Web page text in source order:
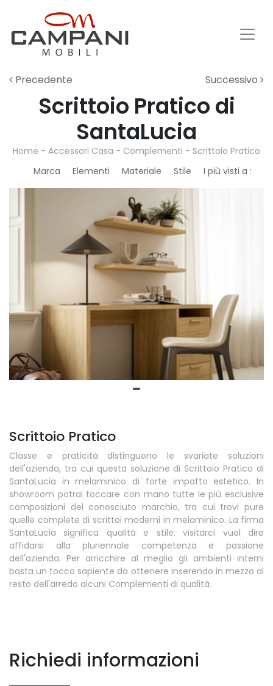
Precedente Successivo
Scrittoio Pratico di
SantaLucia
Home - Accessori Casa - Complementi - Scrittoio Pratico
Marca
Elementi Materiale Stile I più visti a :
Scrittoio Pratico
Classe e praticità distinguono le svariate soluzioni
dell'azienda, tra cui questa soluzione di Scrittoio Pratico di
SantaLucia in melaminico di forte impatto estetico. In
showroom potrai toccare con mano tutte le più esclusive
composizioni del conosciuto marchio, tra cui trovi pure
quelle complete di scrittoi moderni in melaminico. La firma
SantaLucia significa qualità e stile: visitarci vuol dire
affidarsi alla pluriennale competenza e passione
dell'azienda. Per arricchire al meglio gli ambienti interni
basta un tocco sapiente da ottenere inserendo in mezzo al
resto dell'arredo alcuni Complementi di qualità.
Richiedi informazioni